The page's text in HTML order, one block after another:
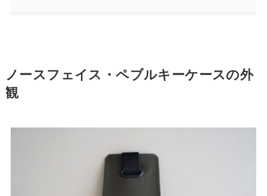
ノースフェイス・ペブルキーケースの外
観